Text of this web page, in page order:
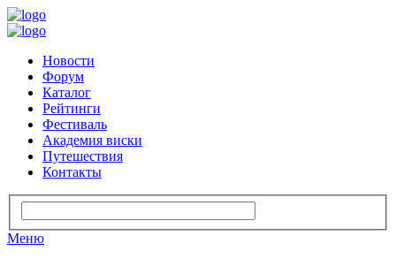
Новости
Форум
Каталог
Рейтинги
Фестиваль
Академия виски
Путешествия
Контакты
Меню